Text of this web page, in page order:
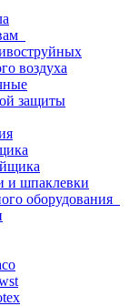
воздуха
защиты
и шпаклевки
оборудования